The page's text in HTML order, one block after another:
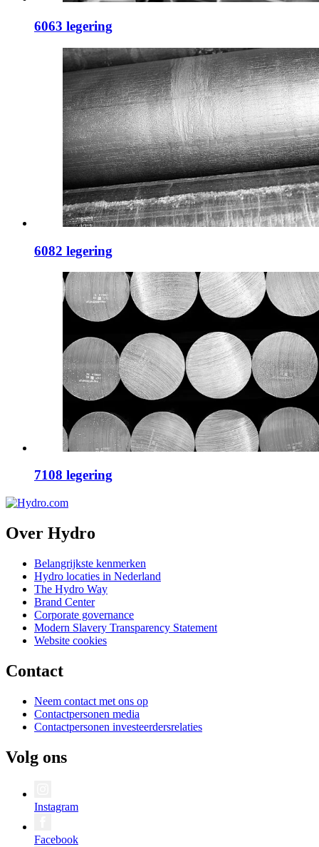
6063 legering
6082 legering
7108 legering
Over Hydro
Belangrijkste kenmerken
Hydro locaties in Nederland
The Hydro Way
Brand Center
Corporate governance
Modern Slavery Transparency Statement
Website cookies
Contact
Neem contact met ons op
Contactpersonen media
Contactpersonen investeerdersrelaties
Volg ons
Instagram
Facebook